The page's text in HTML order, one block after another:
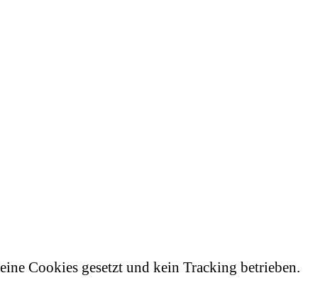
Cookies gesetzt und kein Tracking betrieben.